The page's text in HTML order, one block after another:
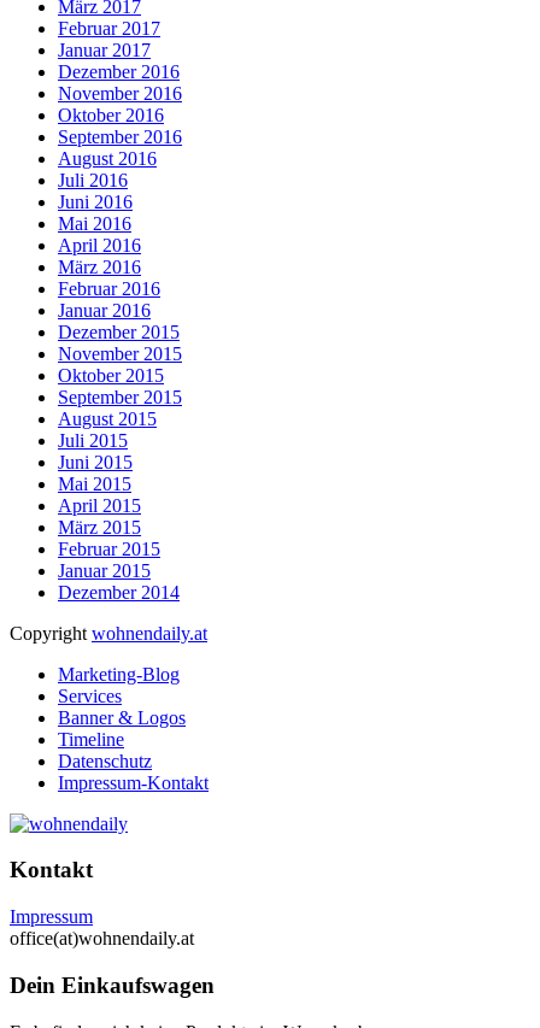
März 2017
Februar 2017
Januar 2017
Dezember 2016
November 2016
Oktober 2016
September 2016
August 2016
Juli 2016
Juni 2016
Mai 2016
April 2016
März 2016
Februar 2016
Januar 2016
Dezember 2015
November 2015
Oktober 2015
September 2015
August 2015
Juli 2015
Juni 2015
Mai 2015
April 2015
März 2015
Februar 2015
Januar 2015
Dezember 2014
Copyright wohnendaily.at
Marketing-Blog
Services
Banner & Logos
Timeline
Datenschutz
Impressum-Kontakt
Kontakt
Impressum
office(at)wohnendaily.at
Dein Einkaufswagen